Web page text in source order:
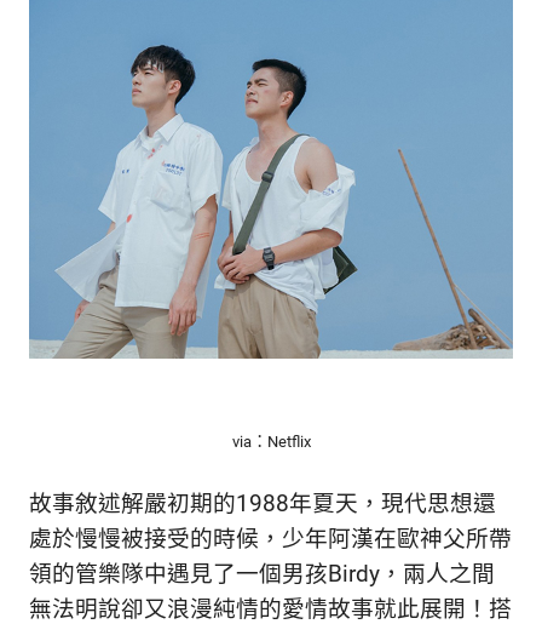
via：Netflix
故事敘述解嚴初期的1988年夏天，現代思想還
處於慢慢被接受的時候，少年阿漢在歐神父所帶
領的管樂隊中遇見了一個男孩Birdy，兩人之間
無法明說卻又浪漫純情的愛情故事就此展開！搭